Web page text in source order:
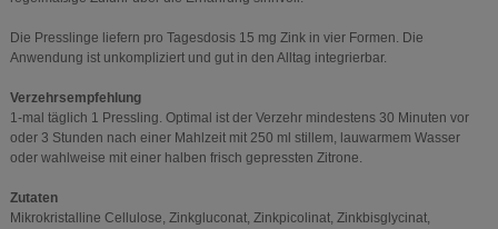
Die Presslinge liefern pro Tagesdosis 15 mg Zink in vier Formen. Die
Anwendung ist unkompliziert und gut in den Alltag integrierbar.
Verzehrsempfehlung
1-mal täglich 1 Pressling. Optimal ist der Verzehr mindestens 30 Minuten vor
oder 3 Stunden nach einer Mahlzeit mit 250 ml stillem, lauwarmem Wasser
oder wahlweise mit einer halben frisch gepressten Zitrone.
Zutaten
Mikrokristalline Cellulose, Zinkgluconat, Zinkpicolinat, Zinkbisglycinat,